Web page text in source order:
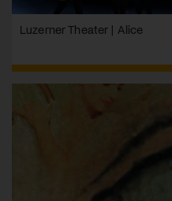
Luzerner Theater | Alice